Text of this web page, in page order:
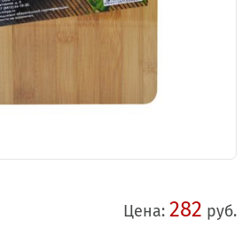
Цена: 282 руб.